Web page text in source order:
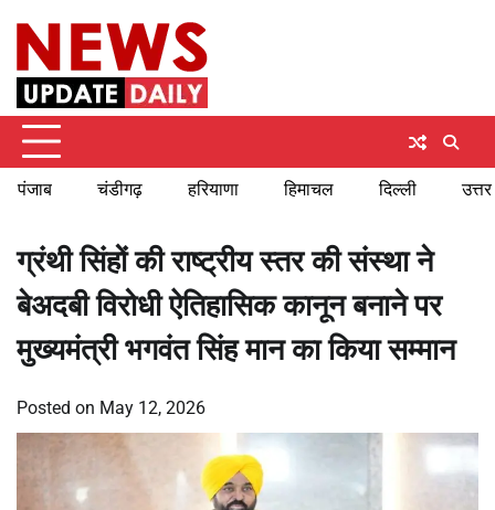
content
पंजाब चंडीगढ़ हरियाणा हिमाचल दिल्ली
ग्रंथी सिंहों की राष्ट्रीय स्तर की संस्था ने
बेअदबी विरोधी ऐतिहासिक कानून बनाने पर
मुख्यमंत्री भगवंत सिंह मान का किया सम्मान
Posted on May 12, 2026